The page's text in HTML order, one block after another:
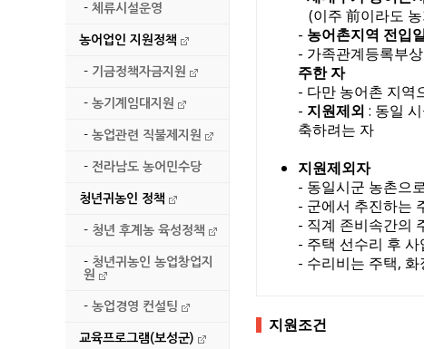
지적기준점 성과 및 폐
벌교읍 장양지구 취약
2026년 귀농어귀촌인
2026년 조림지 풀베기
무단방치 된 자동차 자
자치법규 공포(발령)
연일 이어지는 폭염, 주
- 체류시설운영
농어업인 지원정책
- 기금정책자금지원
- 농기계임대지원
- 농업관련 직불제지원
- 전라남도 농어민수당
청년귀농인 정책
- 청년 후계농 육성정책
- 청년귀농인 농업창업지
원
- 농업경영 컨설팅
교육프로그램(보성군)
(이주 前이라도
- 농어촌지역 전입
- 가족관계등록부
주한 자
- 다만 농어촌 지역
- 지원제외 : 동일
축하려는 자
지원제외자
- 동일시군 농촌으
- 군에서 추진하는
- 직계 존비속간의
- 주택 선수리 후
- 수리비는 주택,
지원조건